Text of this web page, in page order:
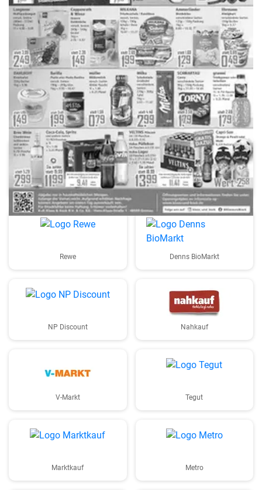
WERBUNG
HIT Netto
Rewe Denns BioMarkt
NP Discount Nahkauf
V-Markt Tegut
Marktkauf Metro